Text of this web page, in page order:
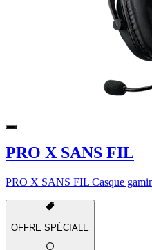
PRO X SANS FIL
PRO X SANS FIL Casque
OFFRE SPÉCIALE